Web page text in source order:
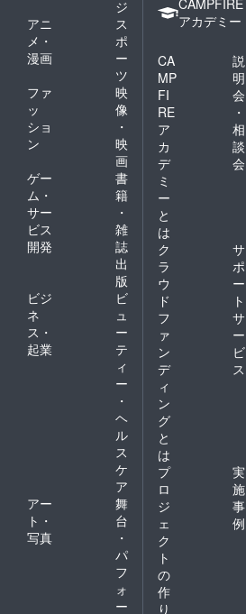
ジ
アニ
メ・
漫画
ス
ポ
ー
ツ
ファ
ッ
ショ
ン
映
像
・
映
画
ゲー
ム・
サー
ビス
開発
書
籍
・
雑
誌
出
版
ビジ
ネ
ス・
起業
ビ
ュ
ー
テ
ィ
ー
・
ヘ
ル
ス
ケ
ア
アー
ト・
写真
舞
台
・
パ
フ
ォ
ー
アカデミー
CA
MP
FI
RE
ア
カ
デ
ミ
ー
と
は
説
明
会
・
相
談
会
ク
ラ
ウ
ド
フ
ァ
ン
デ
ィ
ン
グ
と
は
サ
ポ
ー
ト
サ
ー
ビ
ス
プ
ロ
ジ
ェ
ク
ト
の
作
り
実
施
事
例